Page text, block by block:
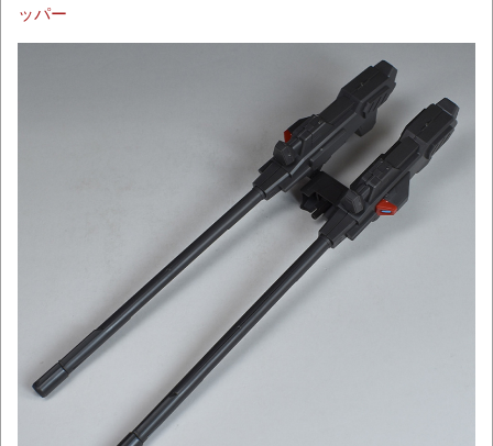
ッパー